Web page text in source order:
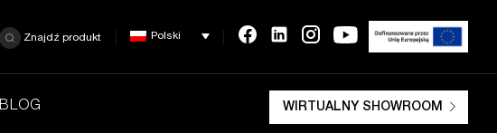
Znajdź produkt Polski
BLOG WIRTUALNY SHOWROOM